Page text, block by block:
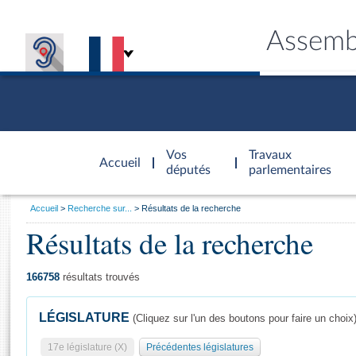
Accueil
d'accueil
Vos
députés
Travaux
parlementaires
Général
Vous
Accueil Recherche sur... Résultats de la recherche
Résultats de la recherche
166758 résultats trouvés
LÉGISLATURE (Cliquez sur l'un des boutons pour faire un choix)
17e législature (X) Précédentes législatures